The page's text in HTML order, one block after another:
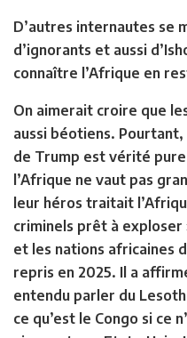
D’autres internautes se
d’ignorants et aussi
connaître l’Afrique en
On aimerait croire que
aussi béotiens.
de Trump est vérité
l’Afrique ne vaut pas
leur héros traitait
criminels prêt à
et les nations africaines
repris en 2025. Il a
entendu parler du
ce qu’est le Congo si ce